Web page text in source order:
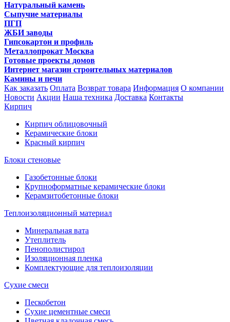
Натуральный камень
Сыпучие материалы
ПГП
ЖБИ заводы
Гипсокартон и профиль
Металлопрокат Москва
Готовые проекты домов
Интернет магазин строительных материалов
Камины и печи
Как заказать Оплата Возврат товара Информация О компании
Новости Акции Наша техника Доставка Контакты
Кирпич
Кирпич облицовочный
Керамические блоки
Красный кирпич
Блоки стеновые
Газобетонные блоки
Крупноформатные керамические блоки
Керамзитобетонные блоки
Теплоизоляционный материал
Минеральная вата
Утеплитель
Пенополистирол
Изоляционная пленка
Комплектующие для теплоизоляции
Сухие смеси
Пескобетон
Сухие цементные смеси